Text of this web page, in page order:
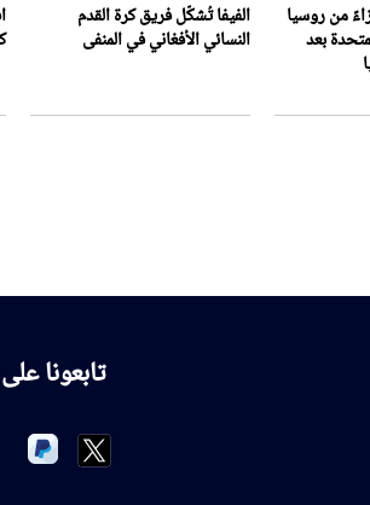
من روسيا
بعد
الفيفا تُشكّل فريق كرة القدم
النسائي الأفغاني في المنفى
تابعونا على